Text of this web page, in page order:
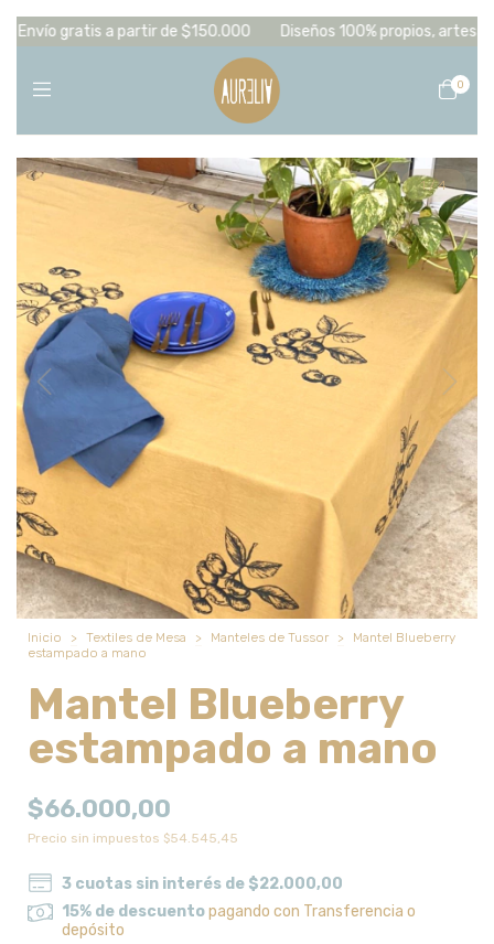
gratis a partir de $150.000 Diseños 100% propios,
0
1/4
Inicio > Textiles de Mesa > Manteles de Tussor >
Mantel Blueberry
estampado a mano
Mantel Blueberry
estampado a mano
$66.000,00
Precio sin impuestos $54.545,45
3 cuotas sin interés de $22.000,00
15% de descuentopagando con Transferencia o
depósito